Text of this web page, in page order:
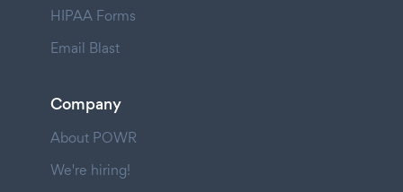
HIPAA Forms
Email Blast
Company
About POWR
We're hiring!